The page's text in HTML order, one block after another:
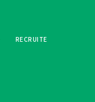
RECRUITE